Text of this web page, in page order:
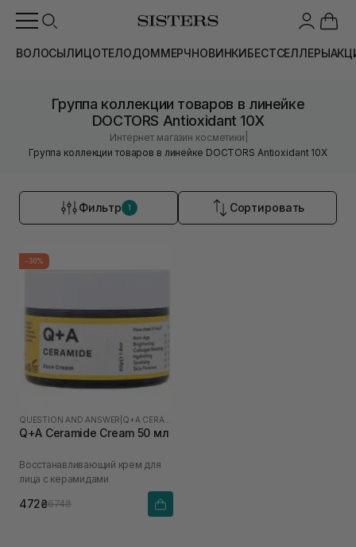
ВОЛОСЫЛИЦОТЕЛОДОММЕРЧНОВИНКИБЕСТСЕЛЛЕРЫ
Группа коллекции товаров в линейке
DOCTORS Antioxidant 10X
Интернет магазин косметики
Группа коллекции товаров в линейке DOCTORS Antioxidant 10X
Фильтр 1 Сортировать
-30%
QUESTION AND ANSWER
Q+A Ceramide Cream 50 мл
Восстанавливающий крем для
лица с керамидами
472₴674₴